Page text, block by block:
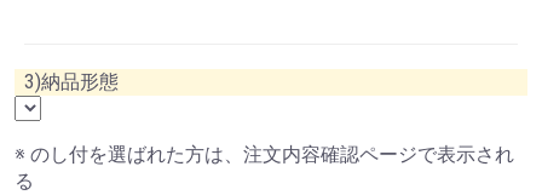
3)納品形態
※ のし付を選ばれた方は、注文内容確認ページで表示され
る